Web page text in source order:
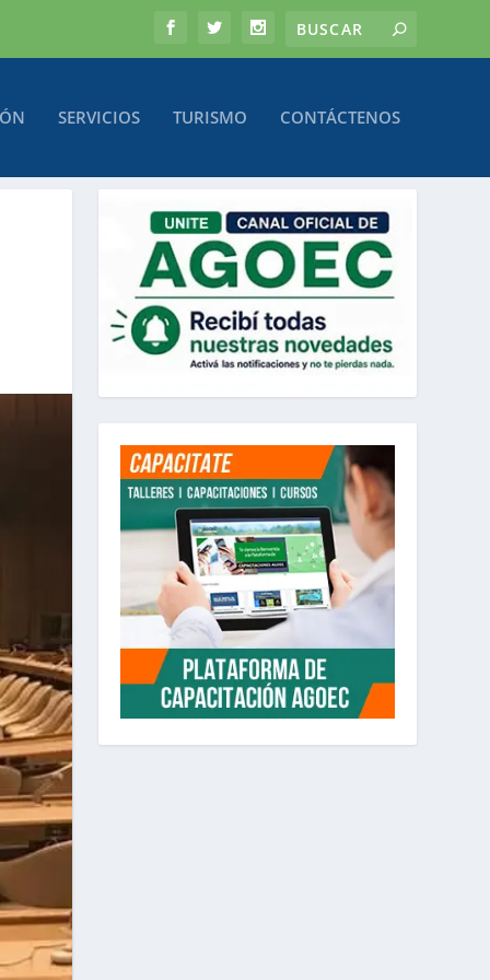
SERVICIOS TURISMO CONTÁCTENOS